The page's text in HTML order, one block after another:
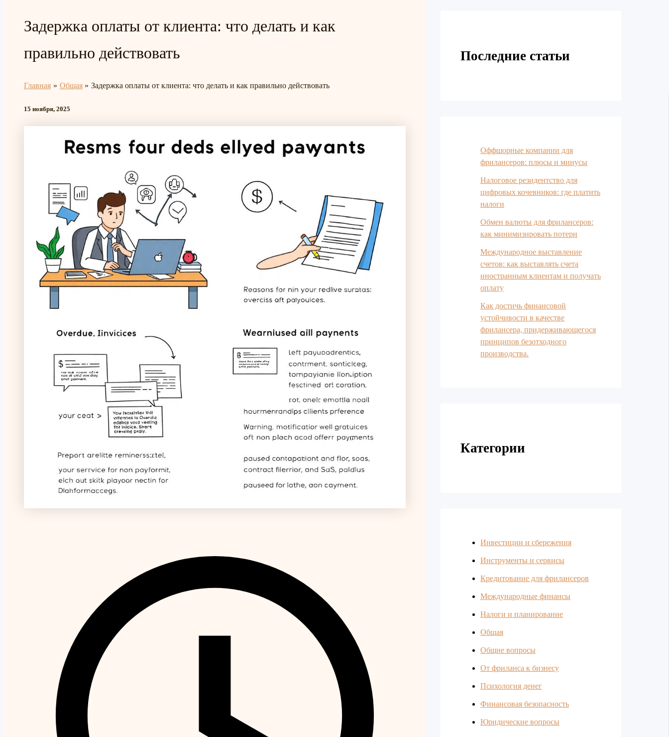
Задержка оплаты от клиента: что делать и как
правильно действовать
Главная Общая Задержка оплаты от клиента: что делать и как правильно действовать
15 ноября, 2025
Последние статьи
Оффшорные компании для
фрилансеров: плюсы и минусы
Налоговое резидентство для
цифровых кочевников: где платить
налоги
Обмен валюты для фрилансеров:
как минимизировать потери
Международное выставление
счетов: как выставлять счета
иностранным клиентам и получать
оплату
Как достичь финансовой
устойчивости в качестве
фрилансера, придерживающегося
принципов безотходного
производства.
Категории
Инвестиции и сбережения
Инструменты и сервисы
Кредитование для фрилансеров
Международные финансы
Налоги и планирование
Общая
Общие вопросы
От фриланса к бизнесу
Психология денег
Финансовая безопасность
Юридические вопросы